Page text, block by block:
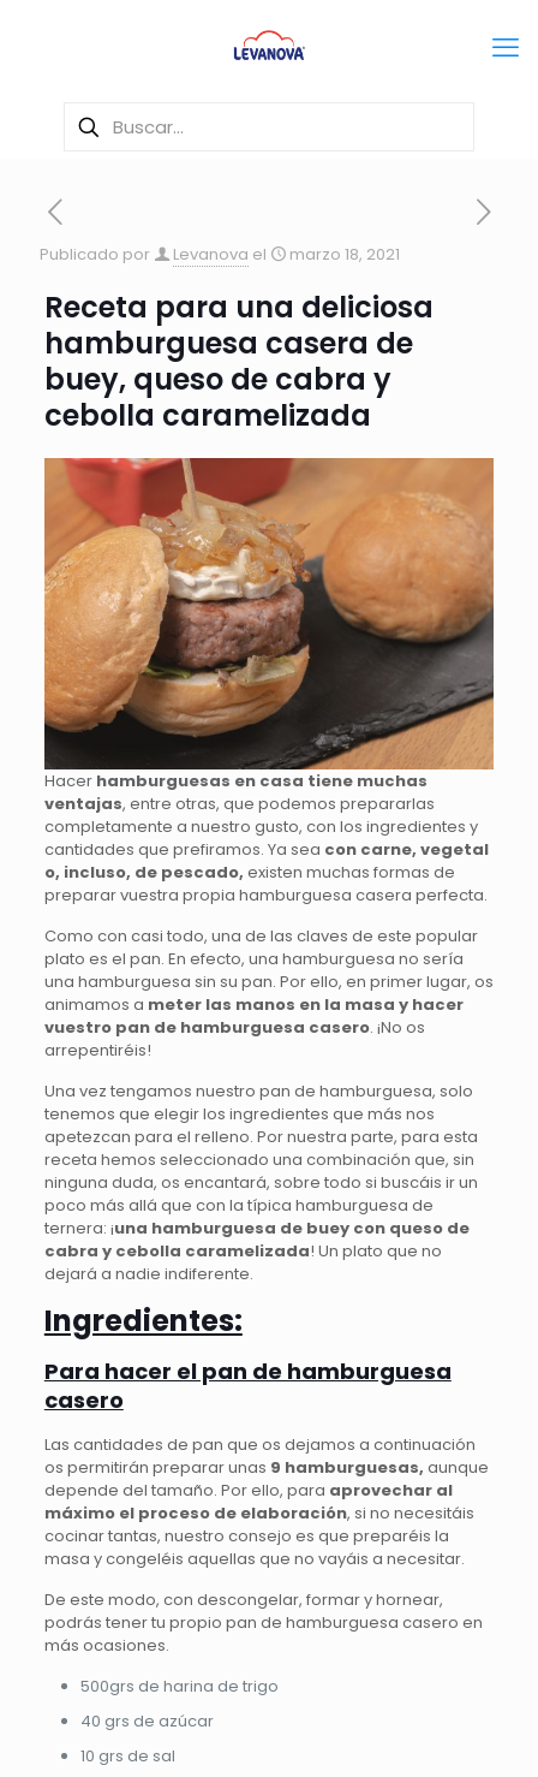
Publicado por Levanova el marzo 18, 2021
Receta para una deliciosa
hamburguesa casera de
buey, queso de cabra y
cebolla caramelizada
Hacer hamburguesas en casa tiene muchas
ventajas, entre otras, que podemos prepararlas
completamente a nuestro gusto, con los ingredientes y
cantidades que prefiramos. Ya sea con carne, vegetal
o, incluso, de pescado, existen muchas formas de
preparar vuestra propia hamburguesa casera perfecta.
Como con casi todo, una de las claves de este popular
plato es el pan. En efecto, una hamburguesa no sería
una hamburguesa sin su pan. Por ello, en primer lugar, os
animamos a meter las manos en la masa y hacer
vuestro pan de hamburguesa casero. ¡No os
arrepentiréis!
Una vez tengamos nuestro pan de hamburguesa, solo
tenemos que elegir los ingredientes que más nos
apetezcan para el relleno. Por nuestra parte, para esta
receta hemos seleccionado una combinación que, sin
ninguna duda, os encantará, sobre todo si buscáis ir un
poco más allá que con la típica hamburguesa de
ternera: ¡una hamburguesa de buey con queso de
cabra y cebolla caramelizada! Un plato que no
dejará a nadie indiferente.
Ingredientes:
Para hacer el pan de hamburguesa
casero
Las cantidades de pan que os dejamos a continuación
os permitirán preparar unas 9 hamburguesas, aunque
depende del tamaño. Por ello, para aprovechar al
máximo el proceso de elaboración, si no necesitáis
cocinar tantas, nuestro consejo es que preparéis la
masa y congeléis aquellas que no vayáis a necesitar.
De este modo, con descongelar, formar y hornear,
podrás tener tu propio pan de hamburguesa casero en
más ocasiones.
500grs de harina de trigo
40 grs de azúcar
10 grs de sal